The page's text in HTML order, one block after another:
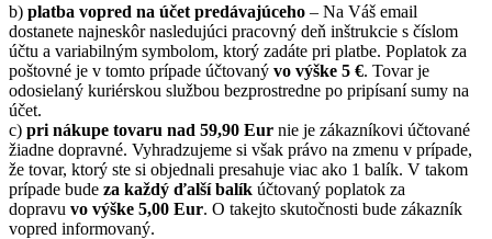
b) platba vopred na účet predávajúceho – Na Váš email
dostanete najneskôr nasledujúci pracovný deň inštrukcie s číslom
účtu a variabilným symbolom, ktorý zadáte pri platbe. Poplatok za
poštovné je v tomto prípade účtovaný vo výške 5 €. Tovar je
odosielaný kuriérskou službou bezprostredne po pripísaní sumy na
účet.
c) pri nákupe tovaru nad 59,90 Eur nie je zákazníkovi účtované
žiadne dopravné. Vyhradzujeme si však právo na zmenu v prípade,
že tovar, ktorý ste si objednali presahuje viac ako 1 balík. V takom
prípade bude za každý ďalší balík účtovaný poplatok za
dopravu vo výške 5,00 Eur. O takejto skutočnosti bude zákazník
vopred informovaný.